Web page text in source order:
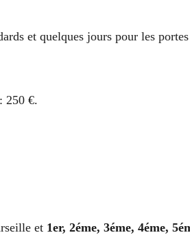
et quelques jours pour les
250 €.
et 1er, 2éme, 3éme, 4éme,